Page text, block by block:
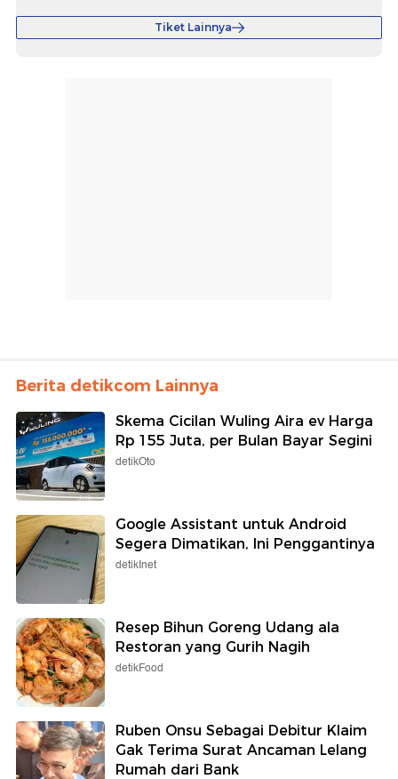
Tiket Lainnya
Berita detikcom Lainnya
Skema Cicilan Wuling Aira ev Harga
Rp 155 Juta, per Bulan Bayar Segini
detikOto
Google Assistant untuk Android
Segera Dimatikan, Ini Penggantinya
detikInet
Resep Bihun Goreng Udang ala
Restoran yang Gurih Nagih
detikFood
Ruben Onsu Sebagai Debitur Klaim
Gak Terima Surat Ancaman Lelang
Rumah dari Bank